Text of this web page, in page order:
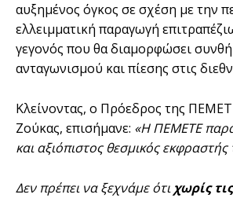
αυξημένος όγκος σε σχέση με την
ελλειμματική παραγωγή
γεγονός που θα διαμορφώσει
ανταγωνισμού και πίεσης στις
Κλείνοντας, ο Πρόεδρος της
Ζούκας, επισήμανε: «Η ΠΕΜΕΤΕ
και αξιόπιστος θεσμικός
Δεν πρέπει να ξεχνάμε ότιχωρίς